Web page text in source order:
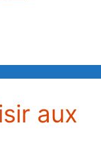
aux